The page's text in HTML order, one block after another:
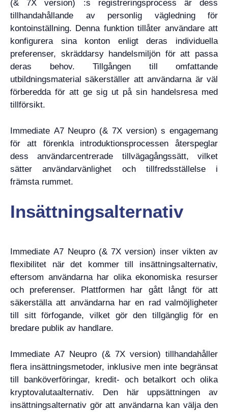
(& 7X version) :s registreringsprocess är dess
tillhandahållande av personlig vägledning för
kontoinställning. Denna funktion tillåter användare att
konfigurera sina konton enligt deras individuella
preferenser, skräddarsy handelsmiljön för att passa
deras behov. Tillgången till omfattande
utbildningsmaterial säkerställer att användarna är väl
förberedda för att ge sig ut på sin handelsresa med
tillförsikt.
Immediate A7 Neupro (& 7X version) s engagemang
för att förenkla introduktionsprocessen återspeglar
dess användarcentrerade tillvägagångssätt, vilket
sätter användarvänlighet och tillfredsställelse i
främsta rummet.
Insättningsalternativ
Immediate A7 Neupro (& 7X version) inser vikten av
flexibilitet när det kommer till insättningsalternativ,
eftersom användarna har olika ekonomiska resurser
och preferenser. Plattformen har gått långt för att
säkerställa att användarna har en rad valmöjligheter
till sitt förfogande, vilket gör den tillgänglig för en
bredare publik av handlare.
Immediate A7 Neupro (& 7X version) tillhandahåller
flera insättningsmetoder, inklusive men inte begränsat
till banköverföringar, kredit- och betalkort och olika
kryptovalutaalternativ. Den här uppsättningen av
insättningsalternativ gör att användarna kan välja den